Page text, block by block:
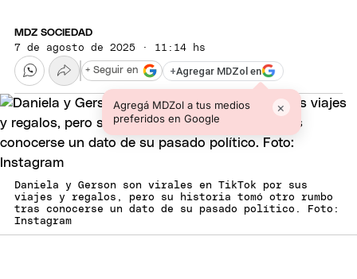
MDZ SOCIEDAD
7 de agosto de 2025 · 11:14 hs
+Agregar MDZol en
Agregá MDZol a tus medios
preferidos en Google
×
+ Seguir en
Daniela y Gerson son virales en TikTok por sus
viajes y regalos, pero su historia tomó otro rumbo
tras conocerse un dato de su pasado político. Foto:
Instagram